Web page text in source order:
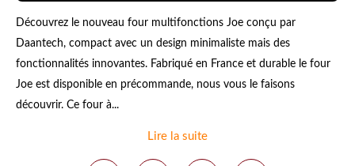
Découvrez le nouveau four multifonctions Joe conçu par
Daantech, compact avec un design minimaliste mais des
fonctionnalités innovantes. Fabriqué en France et durable le four
Joe est disponible en précommande, nous vous le faisons
découvrir. Ce four à...
Lire la suite